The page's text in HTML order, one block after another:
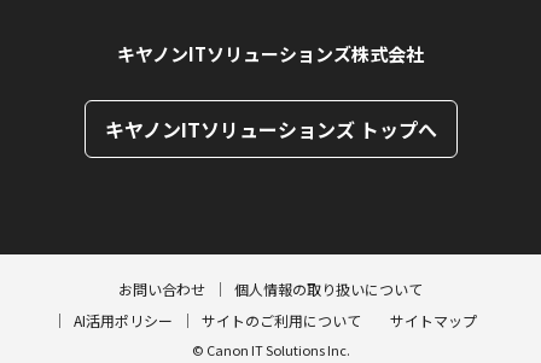
キヤノンITソリューションズ株式会社
キヤノンITソリューションズ トップへ
お問い合わせ
個人情報の取り扱いについて
AI活用ポリシー
サイトのご利用について サイトマップ
© Canon IT Solutions Inc.